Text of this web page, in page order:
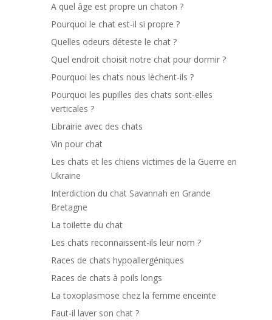
A quel âge est propre un chaton ?
Pourquoi le chat est-il si propre ?
Quelles odeurs déteste le chat ?
Quel endroit choisit notre chat pour dormir ?
Pourquoi les chats nous lèchent-ils ?
Pourquoi les pupilles des chats sont-elles
verticales ?
Librairie avec des chats
Vin pour chat
Les chats et les chiens victimes de la Guerre en
Ukraine
Interdiction du chat Savannah en Grande
Bretagne
La toilette du chat
Les chats reconnaissent-ils leur nom ?
Races de chats hypoallergéniques
Races de chats à poils longs
La toxoplasmose chez la femme enceinte
Faut-il laver son chat ?